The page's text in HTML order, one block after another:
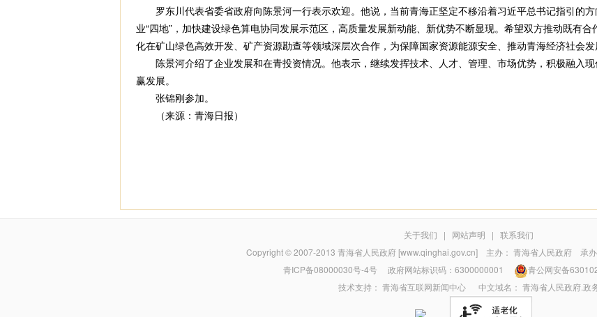
罗东川代表省委省政府向陈景河一行表示欢迎。他说，当前青海正坚定不移沿着习近平总书记指引的
业“四地”，加快建设绿色算电协同发展示范区，高质量发展新动能、新优势不断显现。希望双方推动既有
化在矿山绿色高效开发、矿产资源勘查等领域深层次合作，为保障国家资源能源安全、推动青海经济社会发
陈景河介绍了企业发展和在青投资情况。他表示，继续发挥技术、人才、管理、市场优势，积极融入
赢发展。
张锦刚参加。
（来源：青海日报）
关于我们 | 网站声明 | 联系我们
Copyright © 2007-2013 青海省人民政府 [www.qinghai.gov.cn] 主办： 青海省人民政府 承办
青ICP备08000030号-4号政府网站标识码：6300000001
青公网安备
技术支持： 青海省互联网新闻中心中文域名： 青海省人民政府.政